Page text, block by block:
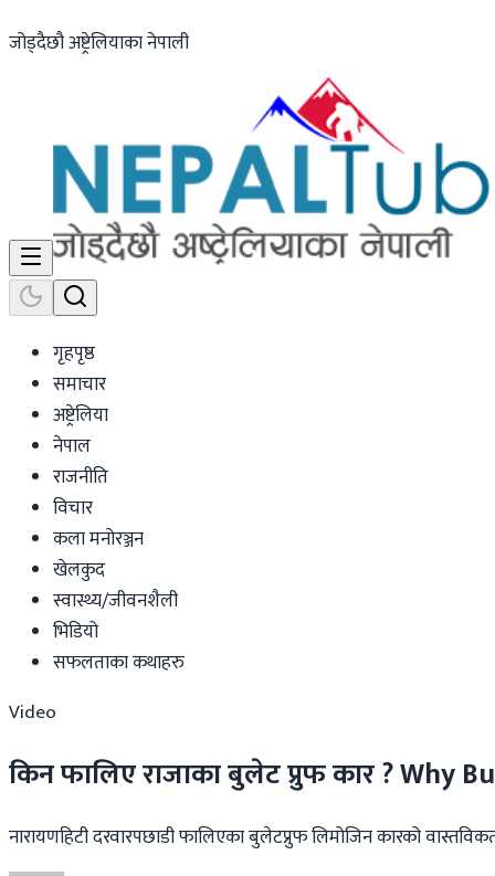
जोड्दैछौ अष्ट्रेलियाका नेपाली
गृहपृष्ठ
समाचार
अष्ट्रेलिया
नेपाल
राजनीति
विचार
कला मनोरञ्जन
खेलकुद
स्वास्थ्य/जीवनशैली
भिडियो
सफलताका कथाहरु
Video
किन फालिए राजाका बुलेट प्रुफ कार ? Why
नारायणहिटी दरवारपछाडी फालिएका बुलेटप्रुफ लिमोजिन कारको